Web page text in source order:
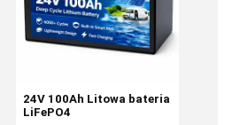
24V 100Ah Litowa bateria
LiFePO4